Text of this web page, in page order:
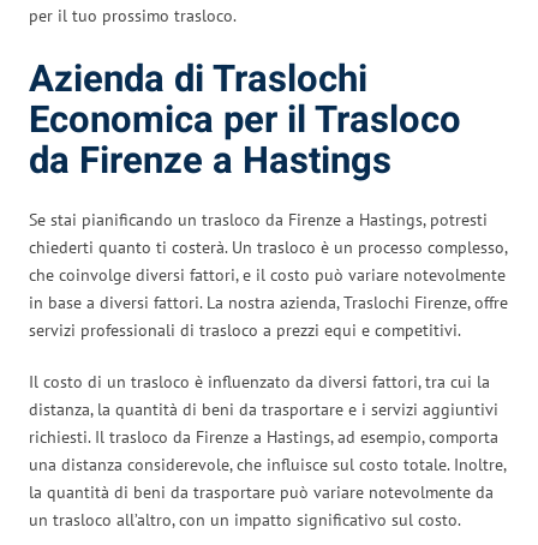
per il tuo prossimo trasloco.
Azienda di Traslochi
Economica per il Trasloco
da Firenze a Hastings
Se stai pianificando un trasloco da Firenze a Hastings, potresti
chiederti quanto ti costerà. Un trasloco è un processo complesso,
che coinvolge diversi fattori, e il costo può variare notevolmente
in base a diversi fattori. La nostra azienda, Traslochi Firenze, offre
servizi professionali di trasloco a prezzi equi e competitivi.
Il costo di un trasloco è influenzato da diversi fattori, tra cui la
distanza, la quantità di beni da trasportare e i servizi aggiuntivi
richiesti. Il trasloco da Firenze a Hastings, ad esempio, comporta
una distanza considerevole, che influisce sul costo totale. Inoltre,
la quantità di beni da trasportare può variare notevolmente da
un trasloco all’altro, con un impatto significativo sul costo.